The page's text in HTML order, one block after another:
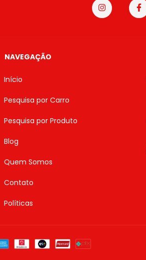
NAVEGAÇÃO
Início
Pesquisa por Carro
Pesquisa por Produto
Blog
Quem Somos
Contato
Políticas